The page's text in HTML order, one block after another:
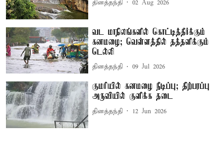
தினத்தந்தி 02 Aug 2026
வட மாநிலங்களில் கொட்டித்தீர்க்கும்
கனமழை; வெள்ளத்தில் தத்தளிக்கும்
டெல்லி
தினத்தந்தி 09 Jul 2026
குமரியில் கனமழை நீடிப்பு; திற்பரப்பு
அருவியில் குளிக்க தடை
தினத்தந்தி 12 Jun 2026